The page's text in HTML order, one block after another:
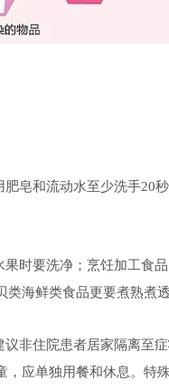
肥皂和流动水至少洗手20
时要洗净；烹饪加工食
海鲜类食品更要煮熟煮
议非住院患者居家隔离至
应单独用餐和休息。特